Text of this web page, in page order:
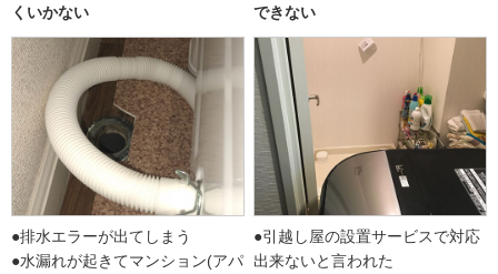
くいかない
●排水エラーが出てしまう
●水漏れが起きてマンション(アパ
できない
●引越し屋の設置サービスで対応
出来ないと言われた